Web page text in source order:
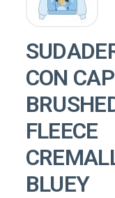
CON
FLEECE
BLUEY